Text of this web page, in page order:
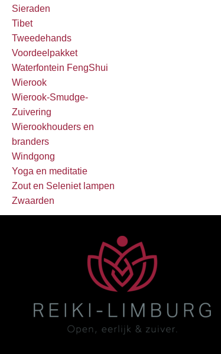
Sieraden
Tibet
Tweedehands
Voordeelpakket
Waterfontein FengShui
Wierook
Wierook-Smudge-
Zuivering
Wierookhouders en
branders
Windgong
Yoga en meditatie
Zout en Seleniet lampen
Zwaarden